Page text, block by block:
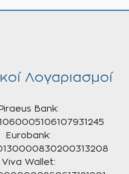
Λογαριασμοί
Piraeus Bank:
Eurobank:
Viva Wallet: